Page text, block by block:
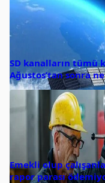
SD kanalların tümü
Ağustos’tan sonra
Emekli olup
rapor parası